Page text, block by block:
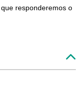
que responderemos o